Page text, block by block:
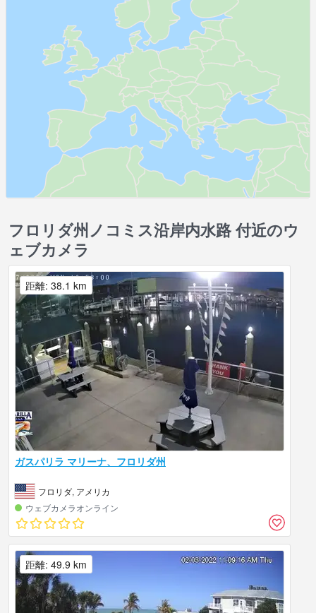
フロリダ州ノコミス沿岸内水路 付近のウ
ェブカメラ
ガスパリラ マリーナ、フロリダ州
フロリダ, アメリカ
ウェブカメラオンライン
距離: 38.1 km
距離: 49.9 km